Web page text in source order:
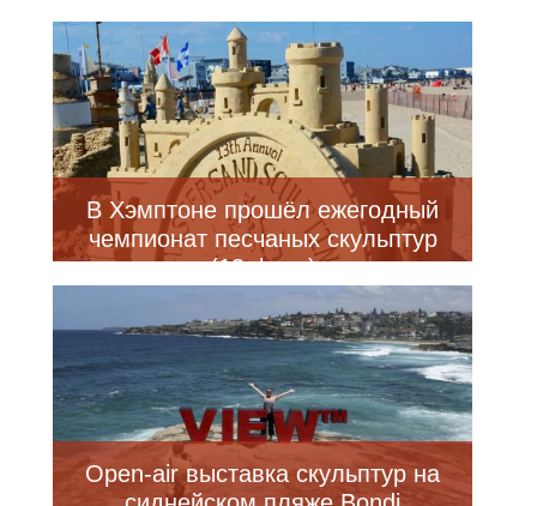
В Хэмптоне прошёл ежегодный
чемпионат песчаных скульптур
(13 фото)
Open-air выставка скульптур на